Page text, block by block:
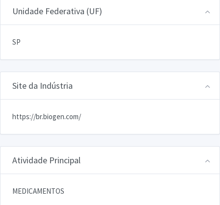
Unidade Federativa (UF)
SP
Site da Indústria
https://br.biogen.com/
Atividade Principal
MEDICAMENTOS